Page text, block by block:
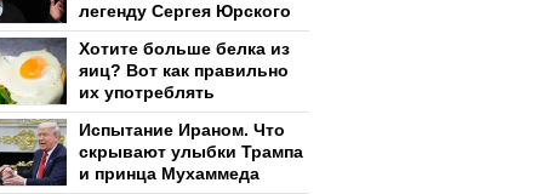
легенду Сергея Юрского
Хотите больше белка из
яиц? Вот как правильно
их употреблять
Испытание Ираном. Что
скрывают улыбки Трампа
и принца Мухаммеда